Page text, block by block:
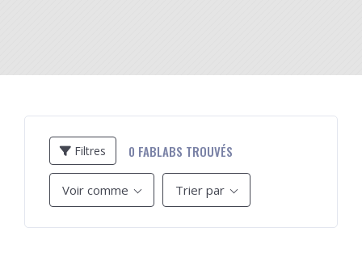
Filtres 0 FABLABS TROUVÉS
Voir comme Trier par